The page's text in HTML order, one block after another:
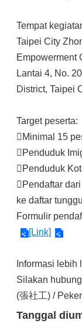
Tempat
Taipei City
Empowerment
Lantai 4, No.
District, Taipei
Target peserta:
Minimal 15
Penduduk
Penduduk
Pendaftar
ke daftar tunggu
Formulir
[Link]
Informasi lebih
Silakan
(張社工) /
Tanggal